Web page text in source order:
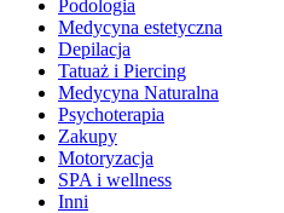
Podologia
Medycyna estetyczna
Depilacja
Tatuaż i Piercing
Medycyna Naturalna
Psychoterapia
Zakupy
Motoryzacja
SPA i wellness
Inni